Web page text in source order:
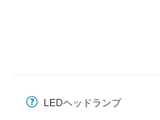
LEDヘッドランプ